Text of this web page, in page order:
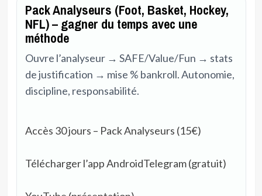
Pack Analyseurs (Foot, Basket, Hockey,
NFL) – gagner du temps avec une
méthode
Ouvre l’analyseur → SAFE/Value/Fun → stats
de justification → mise % bankroll. Autonomie,
discipline, responsabilité.
Accès 30 jours – Pack Analyseurs (15€)
Télécharger l’app AndroidTelegram (gratuit)